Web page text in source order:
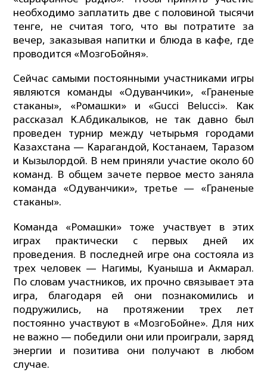
необходимо заплатить две с половиной тысячи
тенге, не считая того, что вы потратите за
вечер, заказывая напитки и блюда в кафе, где
проводится «МозгоБойня».
Сейчас самыми постоянными участниками игры
являются команды «Одуванчики», «Граненые
стаканы», «Ромашки» и «Gucci Belucci». Как
рассказал К.Абдикалыков, не так давно был
проведен турнир между четырьмя городами
Казахстана — Карагандой, Костанаем, Таразом
и Кызылордой. В нем приняли участие около 60
команд. В общем зачете первое место заняла
команда «Одуванчики», третье — «Граненые
стаканы».
Команда «Ромашки» тоже участвует в этих
играх практически с первых дней их
проведения. В последней игре она состояла из
трех человек — Нагимы, Куаныша и Акмарал.
По словам участников, их прочно связывает эта
игра, благодаря ей они познакомились и
подружились, на протяжении трех лет
постоянно участвуют в «МозгоБойне». Для них
не важно — победили они или проиграли, заряд
энергии и позитива они получают в любом
случае.